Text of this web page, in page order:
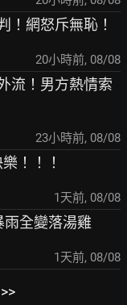
！網怒斥無恥！
20小時前, 08/08
流！男方熱情索
23小時前, 08/08
！！！
1天前, 08/08
雨全變落湯雞
1天前, 08/08